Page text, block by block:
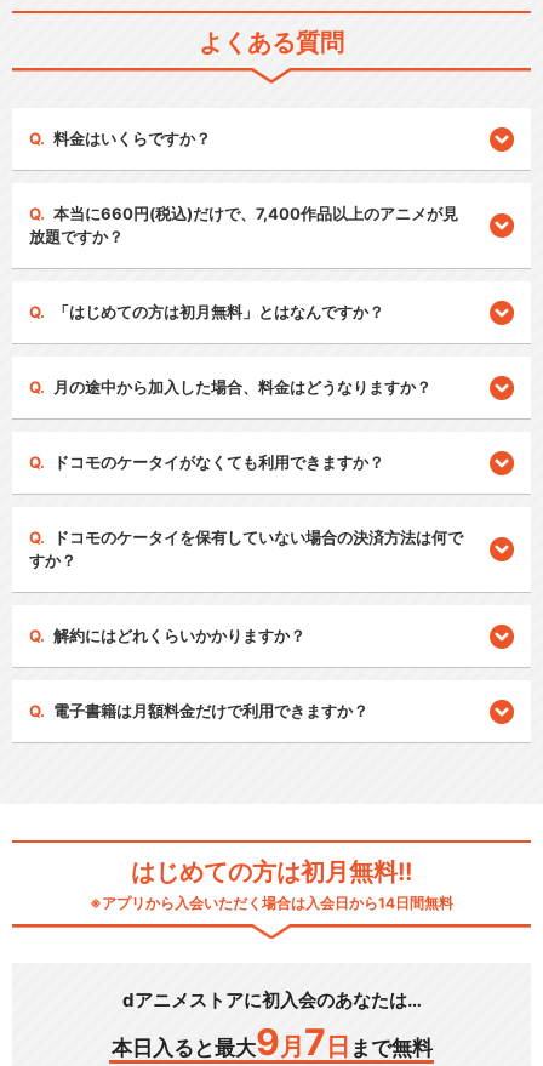
よくある質問
料金はいくらですか？
本当に660円(税込)だけで、7,400作品以上のアニメが見
放題ですか？
「はじめての方は初月無料」とはなんですか？
月の途中から加入した場合、料金はどうなりますか？
ドコモのケータイがなくても利用できますか？
ドコモのケータイを保有していない場合の決済方法は何で
すか？
解約にはどれくらいかかりますか？
電子書籍は月額料金だけで利用できますか？
はじめての方は初月無料!!
※アプリから入会いただく場合は入会日から14日間無料
dアニメストアに初入会のあなたは…
本日入ると最大9 月 7 日 まで無料